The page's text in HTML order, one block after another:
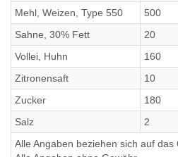
Mehl, Weizen, Type 550
500
Sahne, 30% Fett
20
Vollei, Huhn
160
Zitronensaft
10
Zucker
180
Salz
2
Alle Angaben beziehen sich auf